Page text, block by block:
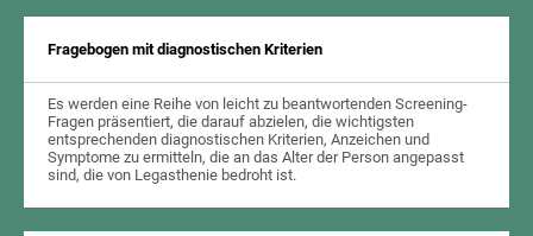
Fragebogen mit diagnostischen Kriterien
Es werden eine Reihe von leicht zu beantwortenden Screening-
Fragen präsentiert, die darauf abzielen, die wichtigsten
entsprechenden diagnostischen Kriterien, Anzeichen und
Symptome zu ermitteln, die an das Alter der Person angepasst
sind, die von Legasthenie bedroht ist.